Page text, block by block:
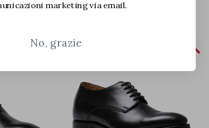
 
marketing via email.
No, grazie